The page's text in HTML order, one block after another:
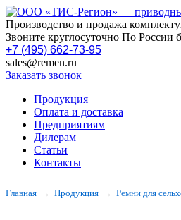
Производство и продажа
Звоните круглосуточно По России
+7 (495) 662-73-95
sales@remen.ru
Заказать звонок
Продукция
Оплата и доставка
Предприятиям
Дилерам
Статьи
Контакты
Главная Продукция Ремни для